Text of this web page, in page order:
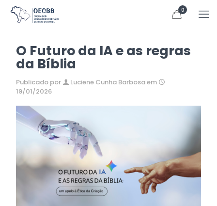
0
O Futuro da IA e as regras
da Bíblia
Publicado por Luciene Cunha Barbosaem
19/01/2026